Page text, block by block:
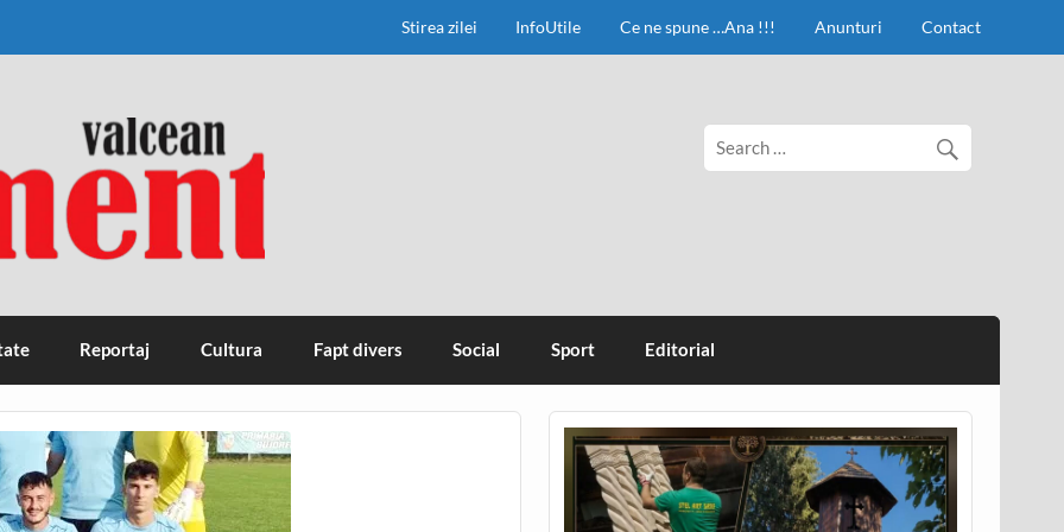
Stirea zilei InfoUtile Ce ne spune …Ana !!! Anunturi Contact
Reportaj Cultura Fapt divers Social Sport Editorial